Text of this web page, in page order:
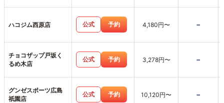
ハコジム西原店 公式 予約 4,180円〜 -
チョコザップ戸坂く
るめ木店
公式 予約 3,278円〜 -
グンゼスポーツ広島
祇園店
公式 予約 10,120円〜 -